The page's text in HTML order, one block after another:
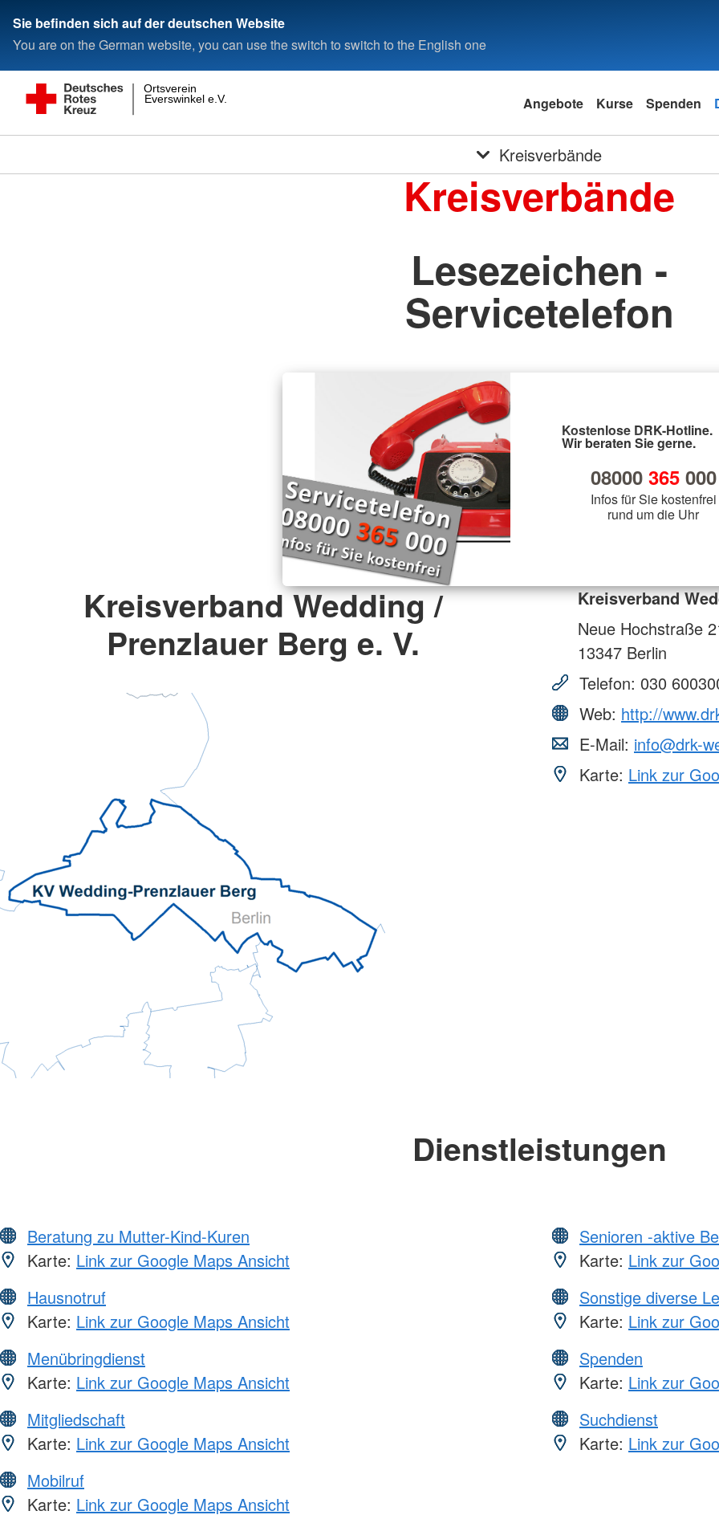
Sie befinden sich auf der deutschen Website
You are on the German website, you can use the switch to switch to the English one
Everswinkel e.V.
Ortsverein
Angebote Kurse Spenden
Kreisverbände
Kreisverbände
Lesezeichen -
Servicetelefon
Kostenlose DRK-Hotline.
Wir beraten Sie gerne.
08000 365000
Infos für Sie kostenfrei
rund um die Uhr
Kreisverband Wedding /
Prenzlauer Berg e. V.
Kreisverband
Neue Hochstraße
13347 Berlin
Telefon: 030
Web: http://
E-Mail: info@drk-
Karte: Link zur
Dienstleistungen
Beratung zu Mutter-Kind-Kuren
Karte: Link zur Google Maps Ansicht
Hausnotruf
Karte: Link zur Google Maps Ansicht
Menübringdienst
Karte: Link zur Google Maps Ansicht
Mitgliedschaft
Karte: Link zur Google Maps Ansicht
Mobilruf
Karte: Link zur Google Maps Ansicht
Senioren -aktive
Karte: Link zur
Sonstige diverse
Karte: Link zur
Spenden
Karte: Link zur
Suchdienst
Karte: Link zur